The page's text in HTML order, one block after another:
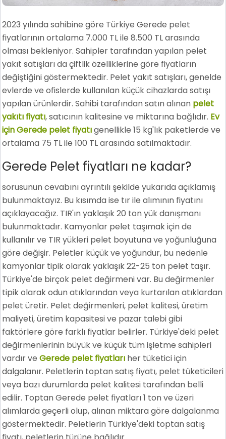
2023 yılında sahibine göre Türkiye Gerede pelet
fiyatlarının ortalama 7.000 TL ile 8.500 TL arasında
olması bekleniyor. Sahipler tarafından yapılan pelet
yakıt satışları da çiftlik özelliklerine göre fiyatların
değiştiğini göstermektedir. Pelet yakıt satışları, genelde
evlerde ve ofislerde kullanılan küçük cihazlarda satışı
yapılan ürünlerdir. Sahibi tarafından satın alınan pelet
yakıtı fiyatı, satıcının kalitesine ve miktarına bağlıdır. Ev
için Gerede pelet fiyatıgenellikle 15 kg'lık paketlerde ve
ortalama 75 TL ile 100 TL arasında satılmaktadır.
Gerede Pelet fiyatları ne kadar?
sorusunun cevabını ayrıntılı şekilde yukarıda açıklamış
bulunmaktayız. Bu kısımda ise tır ile alımının fiyatını
açıklayacağız. TIR'ın yaklaşık 20 ton yük danışmanı
bulunmaktadır. Kamyonlar pelet taşımak için de
kullanılır ve TIR yükleri pelet boyutuna ve yoğunluğuna
göre değişir. Peletler küçük ve yoğundur, bu nedenle
kamyonlar tipik olarak yaklaşık 22-25 ton pelet taşır.
Türkiye'de birçok pelet değirmeni var. Bu değirmenler
tipik olarak odun atıklarından veya kurtarılan atıklardan
pelet üretir. Pelet değirmenleri, pelet kalitesi, üretim
maliyeti, üretim kapasitesi ve pazar talebi gibi
faktörlere göre farklı fiyatlar belirler. Türkiye'deki pelet
değirmenlerinin büyük ve küçük tüm işletme sahipleri
vardır veGerede pelet fiyatları her tüketici için
dalgalanır. Peletlerin toptan satış fiyatı, pelet tüketicileri
veya bazı durumlarda pelet kalitesi tarafından belli
edilir. Toptan Gerede pelet fiyatları 1 ton ve üzeri
alımlarda geçerli olup, alınan miktara göre dalgalanma
göstermektedir. Peletlerin Türkiye'deki toptan satış